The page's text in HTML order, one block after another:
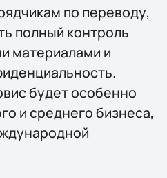
по переводу,
полный контроль
материалами и
будет особенно
и среднего бизнеса,